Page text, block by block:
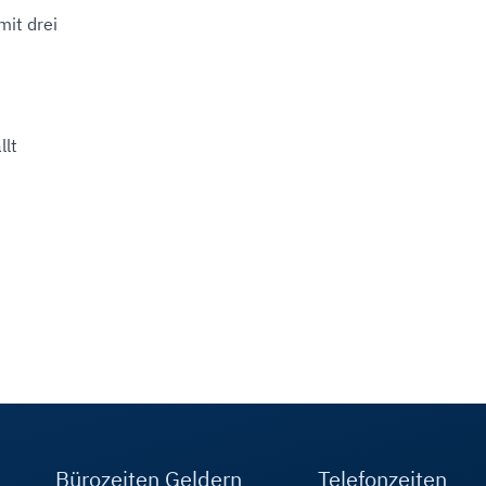
drei
Bürozeiten Geldern Telefonzeiten